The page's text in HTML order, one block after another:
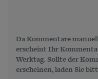
Da Kommentare
erscheint Ihr
Werktag. Sollte der
erscheinen, laden Sie